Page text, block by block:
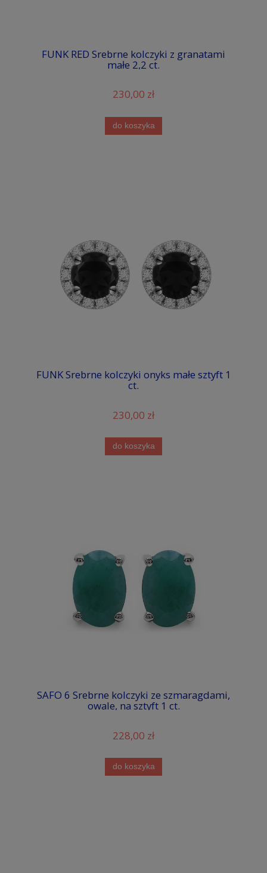
FUNK RED Srebrne kolczyki z granatami
małe 2,2 ct.
230,00 zł
do koszyka
FUNK Srebrne kolczyki onyks małe sztyft 1
ct.
230,00 zł
do koszyka
SAFO 6 Srebrne kolczyki ze szmaragdami,
owale, na sztyft 1 ct.
228,00 zł
do koszyka